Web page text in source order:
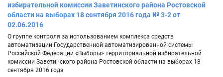
избирательной комиссии Заветинского района Ростовской
области на выборах 18 сентября 2016 года № 3-2 от
02.06.2016
О группе контроля за использованием комплекса средств
автоматизации Государственной автоматизированной системы
Российской Федерации «Выборы» территориальной избирательной
комиссии Заветинского района Ростовской области на выборах 18
сентября 2016 года